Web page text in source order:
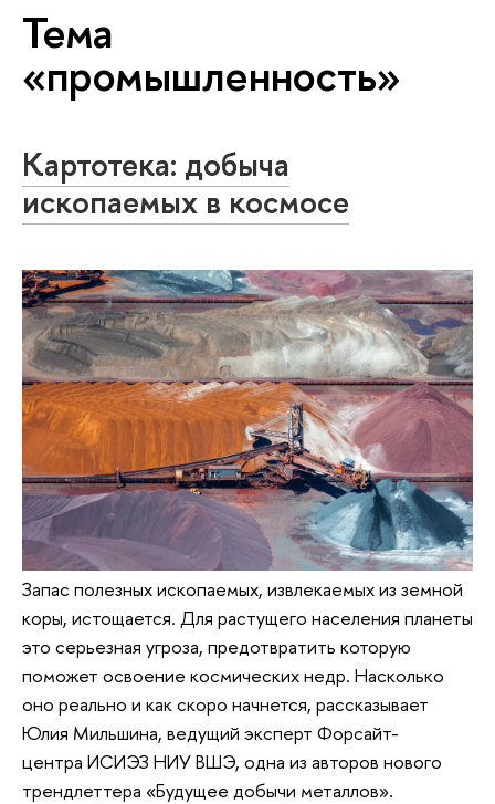
Тема
«промышленность»
Картотека: добыча
ископаемых в космосе
Запас полезных ископаемых, извлекаемых из земной
коры, истощается. Для растущего населения планеты
это серьезная угроза, предотвратить которую
поможет освоение космических недр. Насколько
оно реально и как скоро начнется, рассказывает
Юлия Мильшина, ведущий эксперт Форсайт-
центра ИСИЭЗ НИУ ВШЭ, одна из авторов нового
трендлеттера «Будущее добычи металлов».